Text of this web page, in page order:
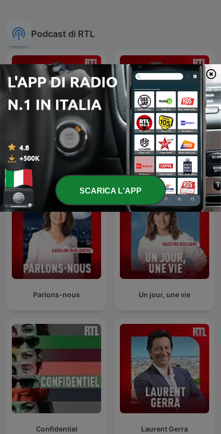
Podcast di RTL
Les Grosses Têtes L'Heure Du Crime
Parlons-nous Un jour, une vie
Confidentiel Laurent Gerra
SCARICA L'APP